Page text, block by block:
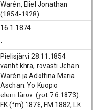
Warén, Eliel Jonathan
(1854-1928)
16.1.1874
-
Pielisjärvi 28.11.1854,
vanht khra, rovasti Johan
Warén ja Adolfina Maria
Aschan. Yo Kuopio
elem.lärov. (yot 7.6.1873).
FK (fm) 1878, FM 1882, LK